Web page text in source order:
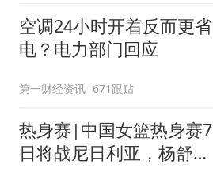
空调24小时开着反而更省
电？电力部门回应
第一财经资讯 671跟贴
热身赛|中国女篮热身赛7
日将战尼日利亚，杨舒予